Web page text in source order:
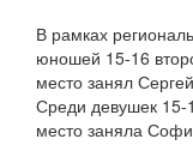
В рамках
юношей 15-16
место занял
Среди девушек 15-
место заняла